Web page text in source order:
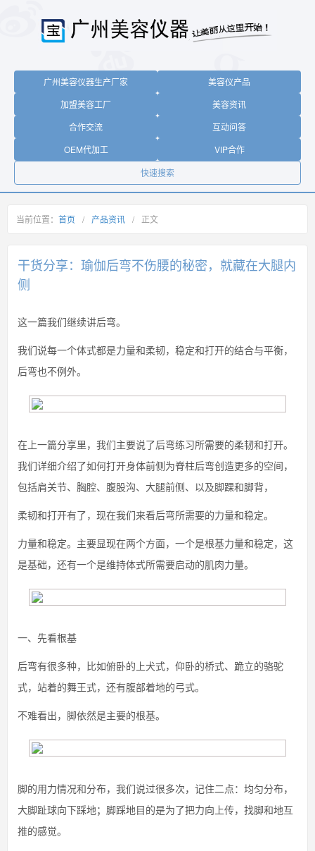
广州美容仪器生产厂家
美容仪产品
加盟美容工厂
美容资讯
合作交流
互动问答
OEM代加工
VIP合作
快速搜索
当前位置： 首页 / 产品资讯 / 正文
干货分享：瑜伽后弯不伤腰的秘密，就藏在大腿内
侧
这一篇我们继续讲后弯。
我们说每一个体式都是力量和柔韧，稳定和打开的结合与平衡，
后弯也不例外。
在上一篇分享里，我们主要说了后弯练习所需要的柔韧和打开。
我们详细介绍了如何打开身体前侧为脊柱后弯创造更多的空间，
包括肩关节、胸腔、腹股沟、大腿前侧、以及脚踝和脚背，
柔韧和打开有了，现在我们来看后弯所需要的力量和稳定。
力量和稳定。主要显现在两个方面，一个是根基力量和稳定，这
是基础，还有一个是维持体式所需要启动的肌肉力量。
一、先看根基
后弯有很多种，比如俯卧的上犬式，仰卧的桥式、跪立的骆驼
式，站着的舞王式，还有腹部着地的弓式。
不难看出，脚依然是主要的根基。
脚的用力情况和分布，我们说过很多次，记住二点：均匀分布，
大脚趾球向下踩地；脚踩地目的是为了把力向上传，找脚和地互
推的感觉。